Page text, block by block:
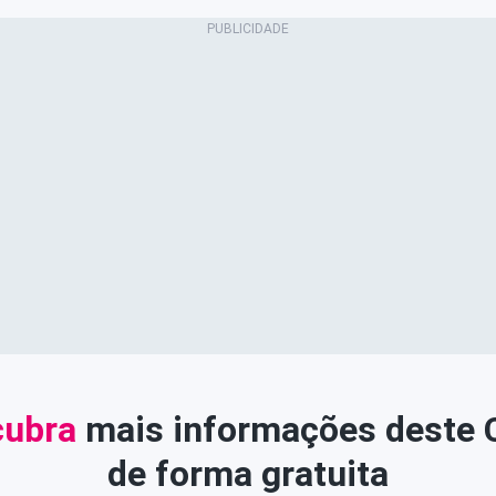
mais informações deste
de forma gratuita